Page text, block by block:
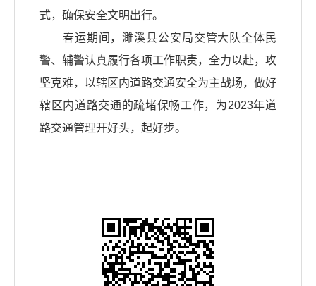
式，确保安全文明出行。
春运期间，濉溪县公安局交管大队全体民
警、辅警认真履行各项工作职责，全力以赴，攻
坚克难，以辖区内道路交通安全为主战场，做好
辖区内道路交通的疏堵保畅工作，为2023年道
路交通管理开好头，起好步。